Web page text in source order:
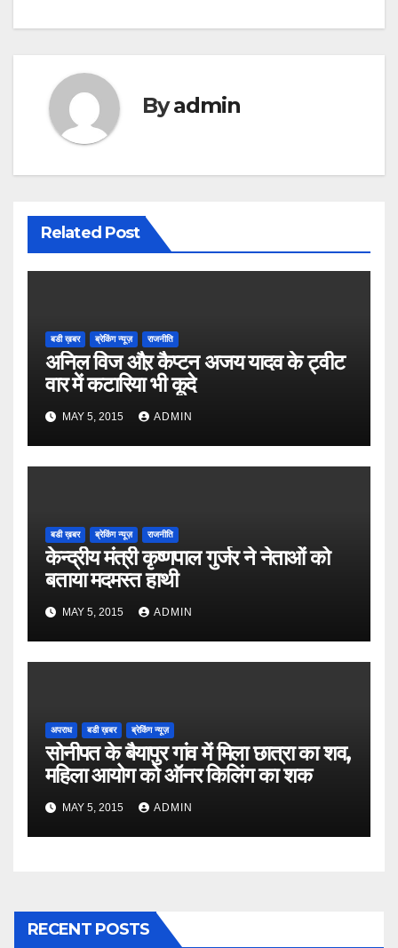
Byadmin
Related Post
बडी ख़बर ब्रेकिंग न्यूज़ राजनीति
अनिल विज औऱ कैप्टन अजय यादव के ट्वीट
वार में कटारिया भी कूदे
MAY 5, 2015 ADMIN
बडी ख़बर ब्रेकिंग न्यूज़ राजनीति
केन्द्रीय मंत्री कृष्णपाल गुर्जर ने नेताओं को
बताया मदमस्त हाथी
MAY 5, 2015 ADMIN
अपराध बडी ख़बर ब्रेकिंग न्यूज़
सोनीपत के बैयापुर गांव में मिला छात्रा का शव,
महिला आयोग को ऑनर किलिंग का शक
MAY 5, 2015 ADMIN
RECENT POSTS